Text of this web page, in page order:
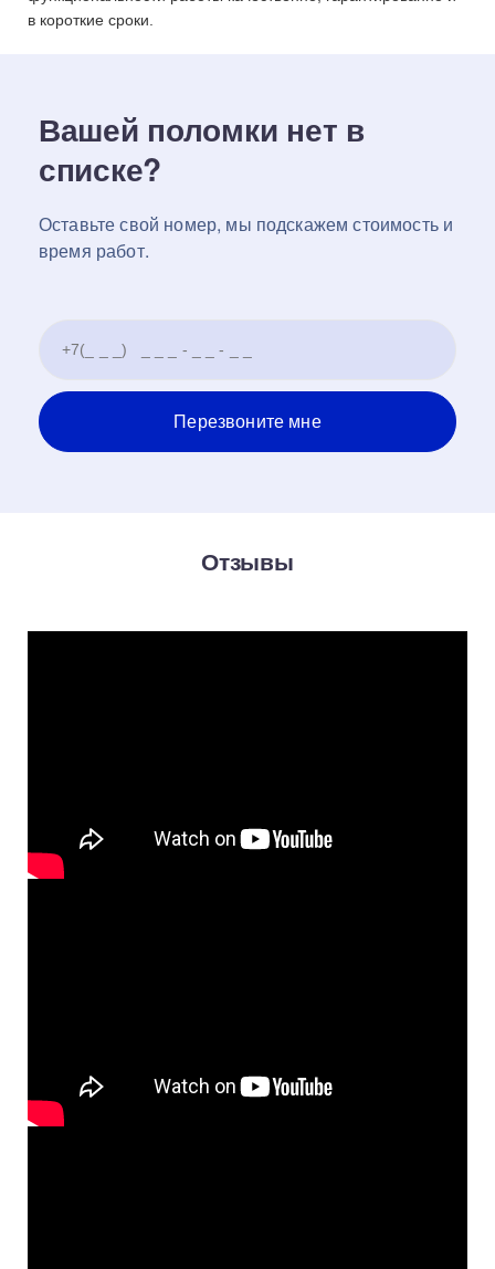
в короткие сроки.
Вашей поломки нет в
списке?
Оставьте свой номер, мы подскажем стоимость и
время работ.
Отзывы